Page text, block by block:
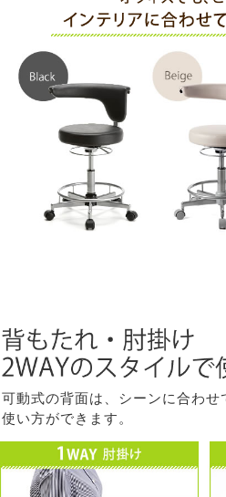
可動式の背面は、シーンに合わ
使い方ができます。